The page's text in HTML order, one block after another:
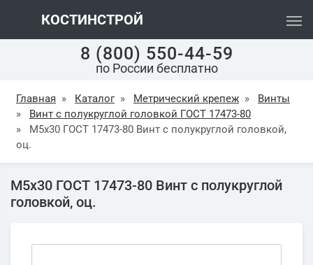
КОСТИНСТРОЙ
8 (800) 550-44-59
по России бесплатно
Главная » Каталог » Метрический крепеж »
Винты
»
Винт с полукруглой головкой ГОСТ 17473-80
»
М5х30 ГОСТ 17473-80 Винт с полукруглой головкой,
оц.
М5х30 ГОСТ 17473-80 Винт с полукруглой
головкой, оц.